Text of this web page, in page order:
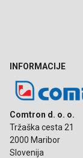
INFORMACIJE
Comtron d. o. o.
Tržaška cesta 21
2000 Maribor
Slovenija